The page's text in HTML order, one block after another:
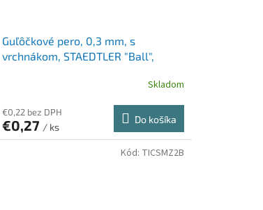
Guľôčkové pero, 0,3 mm, s
vrchnákom, STAEDTLER "Ball",
Skladom
€0,22 bez DPH
€0,27 / ks
Do košíka
Kód: TICSMZ2B